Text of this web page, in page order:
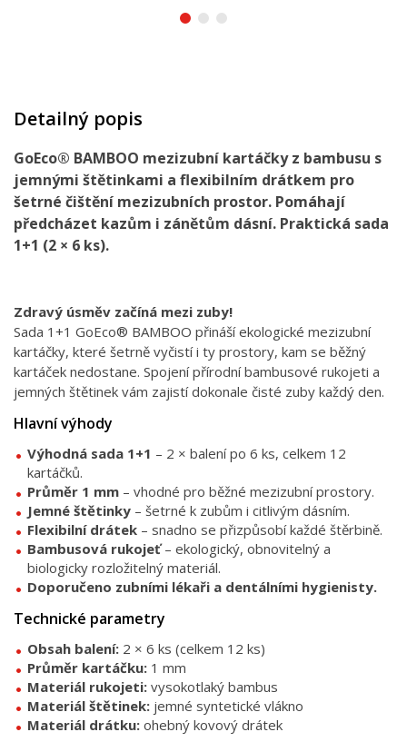
Detailný popis
GoEco® BAMBOO mezizubní kartáčky z bambusu s
jemnými štětinkami a flexibilním drátkem pro
šetrné čištění mezizubních prostor. Pomáhají
předcházet kazům i zánětům dásní. Praktická sada
1+1 (2 × 6 ks).
Zdravý úsměv začíná mezi zuby!
Sada 1+1 GoEco® BAMBOO přináší ekologické mezizubní
kartáčky, které šetrně vyčistí i ty prostory, kam se běžný
kartáček nedostane. Spojení přírodní bambusové rukojeti a
jemných štětinek vám zajistí dokonale čisté zuby každý den.
Hlavní výhody
Výhodná sada 1+1 – 2 × balení po 6 ks, celkem 12
kartáčků.
Průměr 1 mm – vhodné pro běžné mezizubní prostory.
Jemné štětinky – šetrné k zubům i citlivým dásním.
Flexibilní drátek – snadno se přizpůsobí každé štěrbině.
Bambusová rukojeť– ekologický, obnovitelný a
biologicky rozložitelný materiál.
Doporučeno zubními lékaři a dentálními hygienisty.
Technické parametry
Obsah balení: 2 × 6 ks (celkem 12 ks)
Průměr kartáčku: 1 mm
Materiál rukojeti: vysokotlaký bambus
Materiál štětinek: jemné syntetické vlákno
Materiál drátku: ohebný kovový drátek